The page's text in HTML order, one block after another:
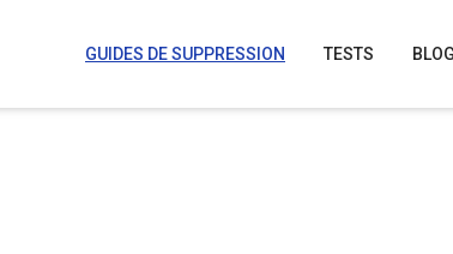
GUIDES DE SUPPRESSION TESTS BLOG